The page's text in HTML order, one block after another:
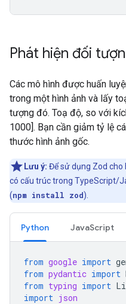
Phát hiện đối
Các mô hình được huấn
trong một hình ảnh và lấy
tượng đó. Toạ độ, so với
1000]. Bạn cần giảm tỷ lệ
thước hình ảnh gốc.
Lưu ý: Để sử dụng Zod cho
có cấu trúc trong TypeScript/
(npm install zod).
Python JavaScript
from google import
from pydantic import
from typing import
import json